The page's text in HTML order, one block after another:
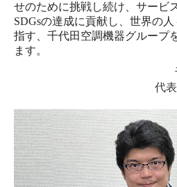
せのために挑戦し続け、 サービ
SDGsの達成に貢献し、世界の
指す、 千代田空調機器グループ
ます。
代